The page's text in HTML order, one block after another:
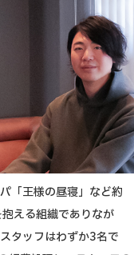
「王様の昼寝」など約
える組織でありなが
タッフはわずか3名で